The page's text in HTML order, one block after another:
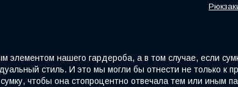
элементом нашего гардероба, а в том случае, если
стиль. И это мы могли бы отнести не только к
чтобы она стопроцентно отвечала тем или